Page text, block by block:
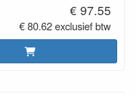
€ 97.55
€ 80.62 exclusief btw